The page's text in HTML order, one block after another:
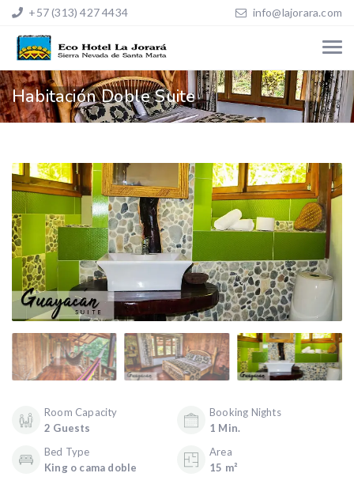
+57 (313) 427 4434 info@lajorara.com
Habitación Doble Suite
Room Capacity
2 Guests
Booking Nights
1 Min.
Bed Type
King o cama doble
Area
15 m²